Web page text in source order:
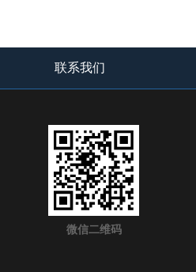
联系我们
微信二维码